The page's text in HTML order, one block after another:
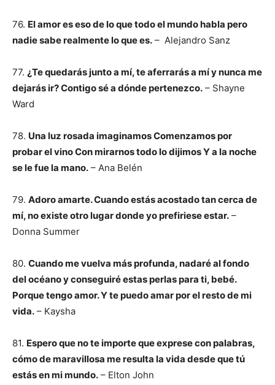
76. El amor es eso de lo que todo el mundo habla pero
nadie sabe realmente lo que es. – Alejandro Sanz
77. ¿Te quedarás junto a mí, te aferrarás a mí y nunca me
dejarás ir? Contigo sé a dónde pertenezco. – Shayne
Ward
78. Una luz rosada imaginamos Comenzamos por
probar el vino Con mirarnos todo lo dijimos Y a la noche
se le fue la mano. – Ana Belén
79. Adoro amarte. Cuando estás acostado tan cerca de
mí, no existe otro lugar donde yo prefiriese estar. –
Donna Summer
80. Cuando me vuelva más profunda, nadaré al fondo
del océano y conseguiré estas perlas para ti, bebé.
Porque tengo amor. Y te puedo amar por el resto de mi
vida. – Kaysha
81. Espero que no te importe que exprese con palabras,
cómo de maravillosa me resulta la vida desde que tú
estás en mi mundo. – Elton John